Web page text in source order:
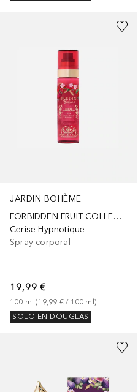
JARDIN BOHÈME
FORBIDDEN FRUIT COLLECTION
Cerise Hypnotique
Spray corporal
19,99 €
100 ml (19,99 € / 100 ml)
SOLO EN DOUGLAS